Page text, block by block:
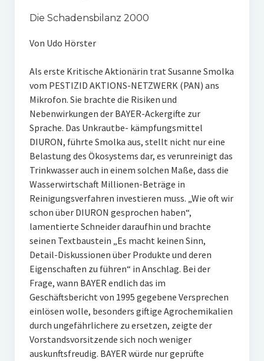
Die Schadensbilanz 2000
Von Udo Hörster
Als erste Kritische Aktionärin trat Susanne Smolka
vom PESTIZID AKTIONS-NETZWERK (PAN) ans
Mikrofon. Sie brachte die Risiken und
Nebenwirkungen der BAYER-Ackergifte zur
Sprache. Das Unkrautbe- kämpfungsmittel
DIURON, führte Smolka aus, stellt nicht nur eine
Belastung des Ökosystems dar, es verunreinigt das
Trinkwasser auch in einem solchen Maße, dass die
Wasserwirtschaft Millionen-Beträge in
Reinigungsverfahren investieren muss. „Wie oft wir
schon über DIURON gesprochen haben“,
lamentierte Schneider daraufhin und brachte
seinen Textbaustein „Es macht keinen Sinn,
Detail-Diskussionen über Produkte und deren
Eigenschaften zu führen“ in Anschlag. Bei der
Frage, wann BAYER endlich das im
Geschäftsbericht von 1995 gegebene Versprechen
einlösen wolle, besonders giftige Agrochemikalien
durch ungefährlichere zu ersetzen, zeigte der
Vorstandsvorsitzende sich noch weniger
auskunftsfreudig. BAYER würde nur geprüfte